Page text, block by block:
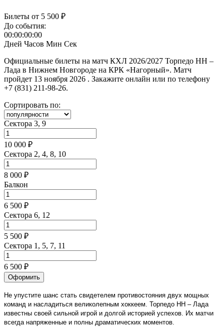
Билеты от 5 500 ₽
До события:
00:00:00:00
Дней Часов Мин Сек
Официальные билеты на матч КХЛ 2026/2027 Торпедо НН –
Лада в Нижнем Новгороде на КРК «Нагорный». Матч
пройдет 13 ноября 2026 . Закажите онлайн или по телефону
+7 (831) 211-98-26.
Сортировать по:
Сектора 3, 9
10 000 ₽
Сектора 2, 4, 8, 10
8 000 ₽
Балкон
6 500 ₽
Сектора 6, 12
5 500 ₽
Сектора 1, 5, 7, 11
6 500 ₽
Оформить
Не упустите шанс стать свидетелем противостояния двух мощных
команд и насладиться великолепным хоккеем. Торпедо НН – Лада
известны своей сильной игрой и долгой историей успехов. Их матчи
всегда напряженные и полны драматических моментов.